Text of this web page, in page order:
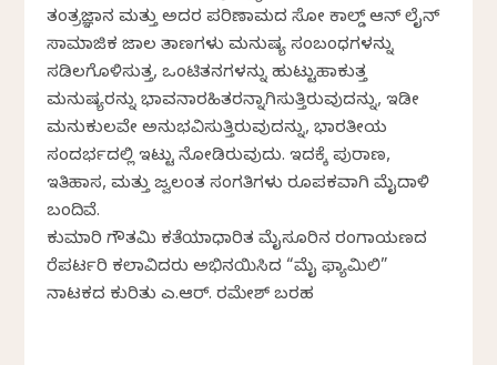
ತಂತ್ರಜ್ಞಾನ ಮತ್ತು ಅದರ ಪರಿಣಾಮದ ಸೋ ಕಾಲ್ಡ್ ಆನ್ ಲೈನ್
ಸಾಮಾಜಿಕ ಜಾಲ ತಾಣಗಳು ಮನುಷ್ಯ ಸಂಬಂಧಗಳನ್ನು
ಸಡಿಲಗೊಳಿಸುತ್ತ, ಒಂಟಿತನಗಳನ್ನು ಹುಟ್ಟುಹಾಕುತ್ತ
ಮನುಷ್ಯರನ್ನು ಭಾವನಾರಹಿತರನ್ನಾಗಿಸುತ್ತಿರುವುದನ್ನು, ಇಡೀ
ಮನುಕುಲವೇ ಅನುಭವಿಸುತ್ತಿರುವುದನ್ನು, ಭಾರತೀಯ
ಸಂದರ್ಭದಲ್ಲಿ ಇಟ್ಟು ನೋಡಿರುವುದು. ಇದಕ್ಕೆ ಪುರಾಣ,
ಇತಿಹಾಸ, ಮತ್ತು ಜ್ವಲಂತ ಸಂಗತಿಗಳು ರೂಪಕವಾಗಿ ಮೈದಾಳಿ
ಬಂದಿವೆ.
ಕುಮಾರಿ ಗೌತಮಿ ಕತೆಯಾಧಾರಿತ ಮೈಸೂರಿನ ರಂಗಾಯಣದ
ರೆಪರ್ಟರಿ ಕಲಾವಿದರು ಅಭಿನಯಿಸಿದ “ಮೈ ಫ್ಯಾಮಿಲಿ”
ನಾಟಕದ ಕುರಿತು ಎಚ್.ಆರ್.‌ ರಮೇಶ್‌ ಬರಹ